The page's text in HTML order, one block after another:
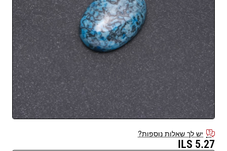
יש לך שאלות נוספות?
5.27 ILS